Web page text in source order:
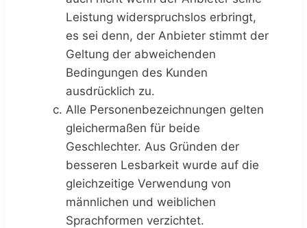
Leistung widerspruchslos erbringt,
es sei denn, der Anbieter stimmt der
Geltung der abweichenden
Bedingungen des Kunden
ausdrücklich zu.
Alle Personenbezeichnungen gelten
gleichermaßen für beide
Geschlechter. Aus Gründen der
besseren Lesbarkeit wurde auf die
gleichzeitige Verwendung von
männlichen und weiblichen
Sprachformen verzichtet.